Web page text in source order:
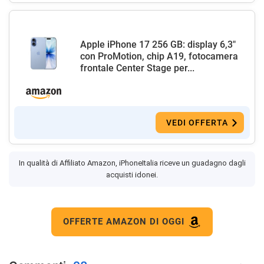
Apple iPhone 17 256 GB: display 6,3"
con ProMotion, chip A19, fotocamera
frontale Center Stage per...
VEDI OFFERTA
In qualità di Affiliato Amazon, iPhoneItalia riceve un guadagno dagli
acquisti idonei.
OFFERTE AMAZON DI OGGI